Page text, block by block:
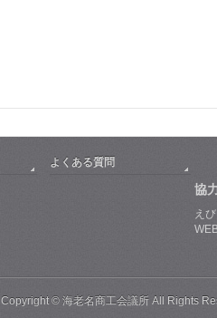
よくある質問
協
え
Copyright © 海老名商工会議所 All Rights